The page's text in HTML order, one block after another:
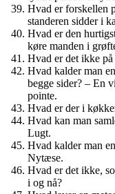
Hvad er forskellen
standeren sidder i
Hvad er den
køre manden i
Hvad er det ikke
Hvad kalder man
begge sider? – En
pointe.
Hvad er der i
Hvad kan man
Lugt.
Hvad kalder man
Nytæse.
Hvad er det ikke,
i og nå?